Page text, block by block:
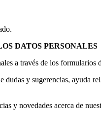
DATOS PERSONALES
a través de los formularios
y sugerencias, ayuda
y novedades acerca de